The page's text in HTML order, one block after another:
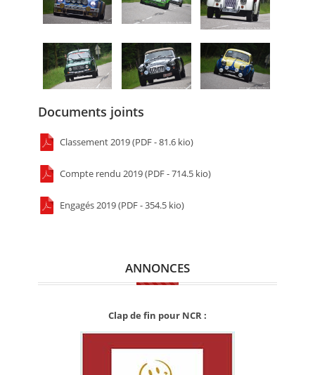
Documents joints
Classement 2019 (PDF - 81.6 kio)
Compte rendu 2019 (PDF - 714.5 kio)
Engagés 2019 (PDF - 354.5 kio)
ANNONCES
Clap de fin pour NCR :